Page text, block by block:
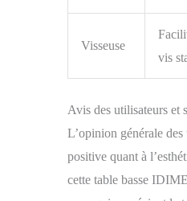
Visseuse
vis
Avis des utilisateurs et
L’opinion générale
positive quant à
cette table basse